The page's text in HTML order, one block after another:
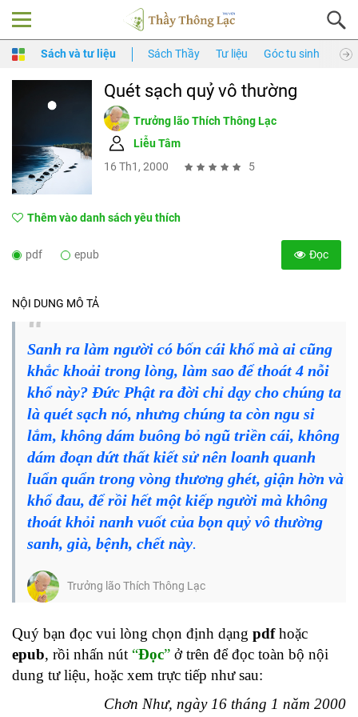
Sách và tư liệu Sách Thầy Tư liệu Góc tu sinh
Quét sạch quỷ vô thường
Trưởng lão Thích Thông Lạc
Liễu Tâm
16 Th1, 2000
5
Thêm vào danh sách yêu thích
pdf epub Đọc
NỘI DUNG MÔ TẢ
Sanh ra làm người có bốn cái khổ mà ai cũng
khắc khoải trong lòng, làm sao để thoát 4 nỗi
khổ này? Đức Phật ra đời chỉ dạy cho chúng ta
là quét sạch nó, nhưng chúng ta còn ngu si
lắm, không dám buông bỏ ngũ triền cái, không
dám đoạn dứt thất kiết sử nên loanh quanh
luẩn quẩn trong vòng thương ghét, giận hờn và
khổ đau, để rồi hết một kiếp người mà không
thoát khỏi nanh vuốt của bọn quỷ vô thường
sanh, già, bệnh, chết này.
Trưởng lão Thích Thông Lạc
Quý bạn đọc vui lòng chọn định dạng pdfhoặc
epub, rồi nhấn nút “Đọc” ở trên để đọc toàn bộ nội
dung tư liệu, hoặc xem trực tiếp như sau:
Chơn Như, ngày 16 tháng 1 năm 2000